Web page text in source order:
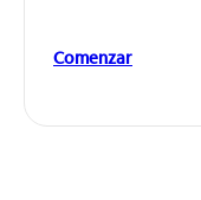
Comenzar